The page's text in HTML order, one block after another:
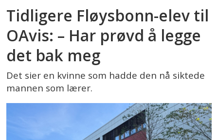
Tidligere Fløysbonn-elev til
OAvis: – Har prøvd å legge
det bak meg
Det sier en kvinne som hadde den nå siktede
mannen som lærer.